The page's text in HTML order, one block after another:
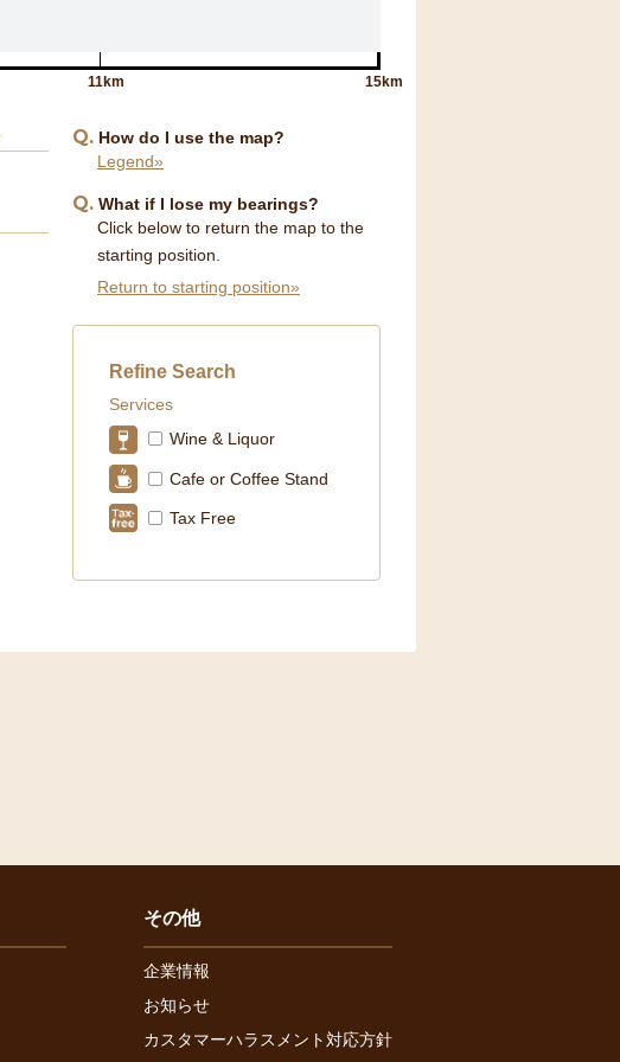
11km 15km
Q
How do I use the map?
Legend»
Q What if I lose my bearings?
Click below to return the map to the
starting position.
Return to starting position»
Refine Search
Services
Wine & Liquor
Cafe or Coffee Stand
Tax Free
その他
企業情報
お知らせ
カスタマーハラスメント対応方針